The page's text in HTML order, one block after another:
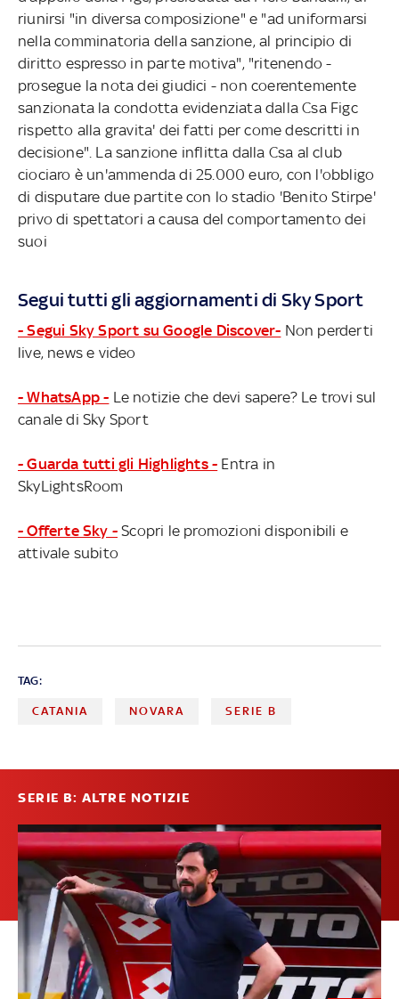
riunirsi "in diversa composizione" e "ad uniformarsi
nella comminatoria della sanzione, al principio di
diritto espresso in parte motiva", "ritenendo -
prosegue la nota dei giudici - non coerentemente
sanzionata la condotta evidenziata dalla Csa Figc
rispetto alla gravita' dei fatti per come descritti in
decisione". La sanzione inflitta dalla Csa al club
ciociaro è un'ammenda di 25.000 euro, con l'obbligo
di disputare due partite con lo stadio 'Benito Stirpe'
privo di spettatori a causa del comportamento dei
suoi
Segui tutti gli aggiornamenti di Sky Sport
- Segui Sky Sport su Google Discover- Non perderti
live, news e video
- WhatsApp - Le notizie che devi sapere? Le trovi sul
canale di Sky Sport
- Guarda tutti gli Highlights - Entra in
SkyLightsRoom
- Offerte Sky - Scopri le promozioni disponibili e
attivale subito
TAG:
CATANIA NOVARA SERIE B
SERIE B: ALTRE NOTIZIE